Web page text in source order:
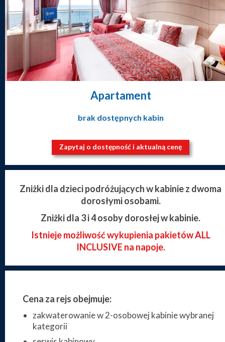
Apartament
brak dostępnych kabin
Zapytaj o dostępność i aktualną cenę
Zniżki dla dzieci podróżujących w kabinie z dwoma
dorosłymi osobami.
Zniżki dla 3 i 4 osoby dorosłej w kabinie.
Istnieje możliwość wykupienia pakietów ALL
INCLUSIVE na napoje.
Cena za rejs obejmuje:
zakwaterowanie w 2-osobowej kabinie wybranej
kategorii